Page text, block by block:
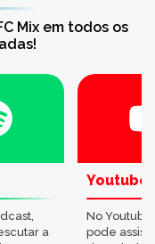
Mix em todos os
a
Youtube
No
pode